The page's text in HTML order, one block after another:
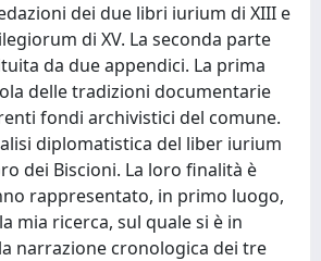
dei due libri iurium di XIII e
di XV. La seconda parte
da due appendici. La prima
delle tradizioni documentarie
fondi archivistici del comune.
diplomatistica del liber iurium
dei Biscioni. La loro finalità è
rappresentato, in primo luogo,
mia ricerca, sul quale si è in
narrazione cronologica dei tre